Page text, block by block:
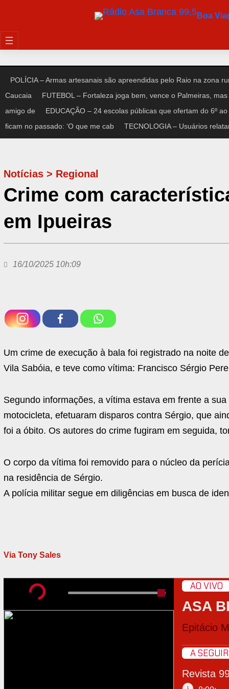
Boa
POLÍCIA – Armas artesanais são apreendidas pelo Raio na zona
Caucaia
FUTEBOL – Fortaleza joga bem, vence o Palmeiras,
amigo de
EDUCAÇÃO – 24 escolas públicas que ofertam do 6º
ficam no passado: ‘O que me cab
TECNOLOGIA – Usuários
Notícias > Regional
Crime com
em Ipueiras
16/10/2025 10h:09
Um crime de execução à bala foi registrado na noite
Vila Sabóia, e teve como vítima: Francisco Sérgio
Segundo informações, a vítima estava em frente a
motocicleta, efetuaram disparos contra Sérgio, que
foi a óbito. Os autores do crime fugiram em seguida,
O corpo da vítima foi removido para o núcleo da
na residência de Sérgio.
A polícia militar segue em diligências em busca de
Via Tony Sales
AO VIVO
ASA
Epitácio
A SEGUIR
Revista